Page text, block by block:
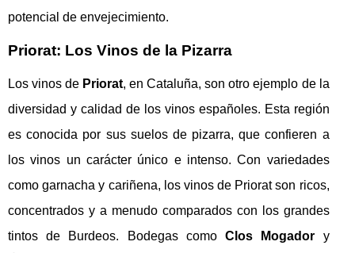
potencial de envejecimiento.
Priorat: Los Vinos de la Pizarra
Los vinos de Priorat, en Cataluña, son otro ejemplo de la
diversidad y calidad de los vinos españoles. Esta región
es conocida por sus suelos de pizarra, que confieren a
los vinos un carácter único e intenso. Con variedades
como garnacha y cariñena, los vinos de Priorat son ricos,
concentrados y a menudo comparados con los grandes
tintos de Burdeos. Bodegas comoClos Mogador y